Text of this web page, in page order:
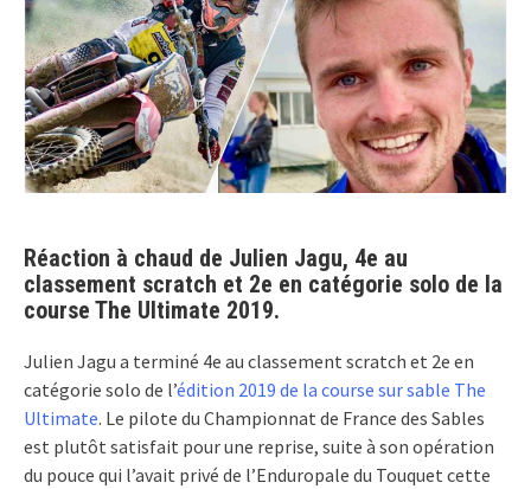
Réaction à chaud de Julien Jagu, 4e au
classement scratch et 2e en catégorie solo de la
course The Ultimate 2019.
Julien Jagu a terminé 4e au classement scratch et 2e en
catégorie solo de l’édition 2019 de la course sur sable The
Ultimate. Le pilote du Championnat de France des Sables
est plutôt satisfait pour une reprise, suite à son opération
du pouce qui l’avait privé de l’Enduropale du Touquet cette